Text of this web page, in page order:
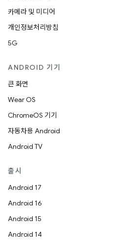
카메라 및 미디어
개인정보처리방침
5G
ANDROID 기기
큰 화면
Wear OS
ChromeOS 기기
자동차용 Android
Android TV
출시
Android 17
Android 16
Android 15
Android 14